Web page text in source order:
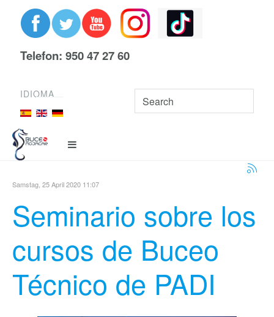
Telefon: 950 47 27 60
IDIOMA
Samstag, 25 April 2020 11:07
Seminario sobre los
cursos de Buceo
Técnico de PADI